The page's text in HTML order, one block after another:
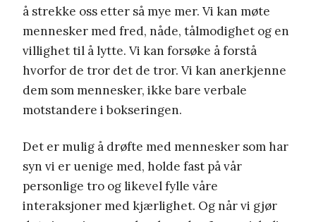
å strekke oss etter så mye mer. Vi kan møte
mennesker med fred, nåde, tålmodighet og en
villighet til å lytte. Vi kan forsøke å forstå
hvorfor de tror det de tror. Vi kan anerkjenne
dem som mennesker, ikke bare verbale
motstandere i bokseringen.
Det er mulig å drøfte med mennesker som har
syn vi er uenige med, holde fast på vår
personlige tro og likevel fylle våre
interaksjoner med kjærlighet. Og når vi gjør